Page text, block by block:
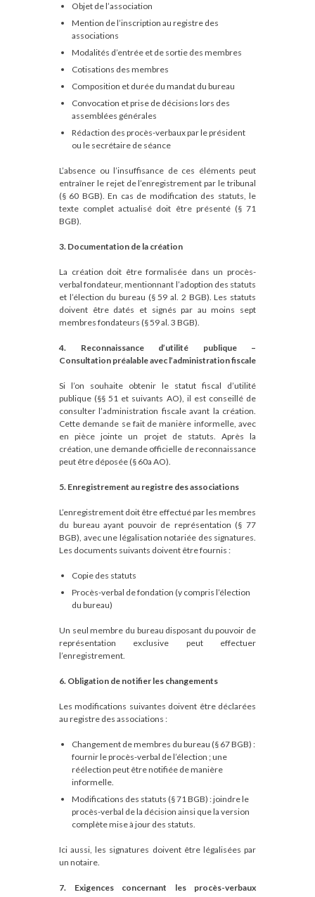
Objet de l’association
Mention de l’inscription au registre des
associations
Modalités d’entrée et de sortie des membres
Cotisations des membres
Composition et durée du mandat du bureau
Convocation et prise de décisions lors des
assemblées générales
Rédaction des procès-verbaux par le président
ou le secrétaire de séance
L’absence ou l’insuffisance de ces éléments peut
entraîner le rejet de l’enregistrement par le tribunal
(§ 60 BGB). En cas de modification des statuts, le
texte complet actualisé doit être présenté (§ 71
BGB).
3. Documentation de la création
La création doit être formalisée dans un procès-
verbal fondateur, mentionnant l’adoption des statuts
et l’élection du bureau (§ 59 al. 2 BGB). Les statuts
doivent être datés et signés par au moins sept
membres fondateurs (§ 59 al. 3 BGB).
4. Reconnaissance d’utilité publique –
Consultation préalable avec l’administration fiscale
Si l’on souhaite obtenir le statut fiscal d’utilité
publique (§§ 51 et suivants AO), il est conseillé de
consulter l’administration fiscale avant la création.
Cette demande se fait de manière informelle, avec
en pièce jointe un projet de statuts. Après la
création, une demande officielle de reconnaissance
peut être déposée (§ 60a AO).
5. Enregistrement au registre des associations
L’enregistrement doit être effectué par les membres
du bureau ayant pouvoir de représentation (§ 77
BGB), avec une légalisation notariée des signatures.
Les documents suivants doivent être fournis :
Copie des statuts
Procès-verbal de fondation (y compris l’élection
du bureau)
Un seul membre du bureau disposant du pouvoir de
représentation exclusive peut effectuer
l’enregistrement.
6. Obligation de notifier les changements
Les modifications suivantes doivent être déclarées
au registre des associations :
Changement de membres du bureau (§ 67 BGB) :
fournir le procès-verbal de l’élection ; une
réélection peut être notifiée de manière
informelle.
Modifications des statuts (§ 71 BGB) : joindre le
procès-verbal de la décision ainsi que la version
complète mise à jour des statuts.
Ici aussi, les signatures doivent être légalisées par
un notaire.
7. Exigences concernant les procès-verbaux